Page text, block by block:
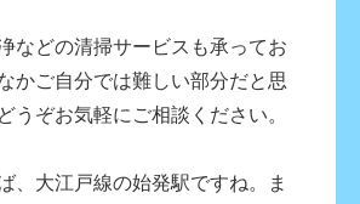
などの清掃サービスも承ってお
かご自分では難しい部分だと思
うぞお気軽にご相談ください。
、大江戸線の始発駅ですね。ま